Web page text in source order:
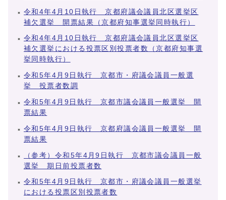
令和4年4月10日執行 京都府議会議員北区選挙区
補欠選挙 開票結果（京都府知事選挙同時執行）
令和4年4月10日執行 京都府議会議員北区選挙区
補欠選挙における投票区別投票者数（京都府知事選
挙同時執行）
令和5年4月9日執行 京都市・府議会議員一般選
挙 投票者数調
令和5年4月9日執行 京都市議会議員一般選挙 開
票結果
令和5年4月9日執行 京都府議会議員一般選挙 開
票結果
（参考）令和5年4月9日執行 京都市議会議員一般
選挙 期日前投票者数
令和5年4月9日執行 京都市・府議会議員一般選挙
における投票区別投票者数